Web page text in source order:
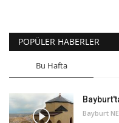
POPÜLER HABERLER
Bu Hafta
Bayburt